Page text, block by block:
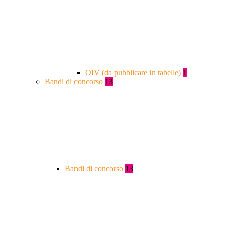
OIV (da pubblicare in tabelle) 1
Bandi di concorso 13
Bandi di concorso 13